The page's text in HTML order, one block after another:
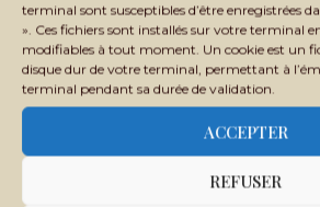
terminal sont susceptibles d’être enregistrées
». Ces fichiers sont installés sur votre terminal
modifiables à tout moment. Un cookie est un
disque dur de votre terminal, permettant à
terminal pendant sa durée de validation.
ACCEPTER
REFUSER
Mali–Union africaine :